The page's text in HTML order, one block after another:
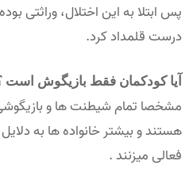
پس ابتلا به این اختلال، وراثتی
درست قلمداد کرد.
آیا کودکمان فقط بازیگوش است
مشخصا تمام شیطنت ها و
هستند و بیشتر خانواده ها به
فعالی میزنند .